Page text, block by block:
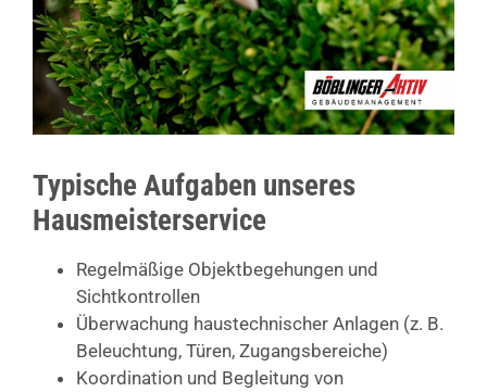
Typische Aufgaben unseres
Hausmeisterservice
Regelmäßige Objektbegehungen und
Sichtkontrollen
Überwachung haustechnischer Anlagen (z. B.
Beleuchtung, Türen, Zugangsbereiche)
Koordination und Begleitung von